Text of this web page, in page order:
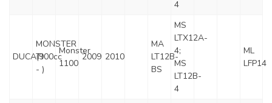
4
DUCATI
MONSTER
(900cc
- )
Monster
1100
2009 2010
MA
LT12B-
BS
MS
LTX12A-
4;
MS
LT12B-
4
ML
LFP14